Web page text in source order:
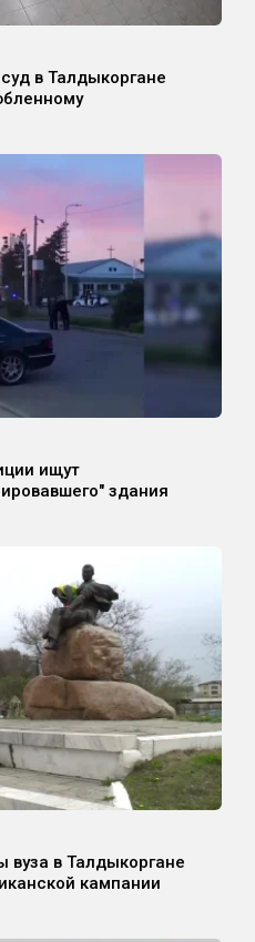
в Талдыкоргане
ищут
здания
вуза в Талдыкоргане
кампании